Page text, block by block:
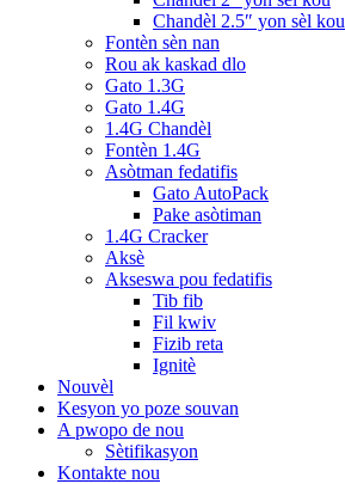
Chandèl 2.5″ yon sèl kou
Fontèn sèn nan
Rou ak kaskad dlo
Gato 1.3G
Gato 1.4G
1.4G Chandèl
Fontèn 1.4G
Asòtman fedatifis
Gato AutoPack
Pake asòtiman
1.4G Cracker
Aksè
Akseswa pou fedatifis
Tib fib
Fil kwiv
Fizib reta
Ignitè
Nouvèl
Kesyon yo poze souvan
A pwopo de nou
Sètifikasyon
Kontakte nou